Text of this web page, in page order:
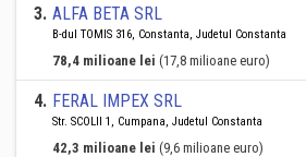
3. ALFA BETA SRL
B-dul TOMIS 316, Constanta, Judetul Constanta
78,4 milioane lei (17,8 milioane euro)
4. FERAL IMPEX SRL
Str. SCOLII 1, Cumpana, Judetul Constanta
42,3 milioane lei (9,6 milioane euro)